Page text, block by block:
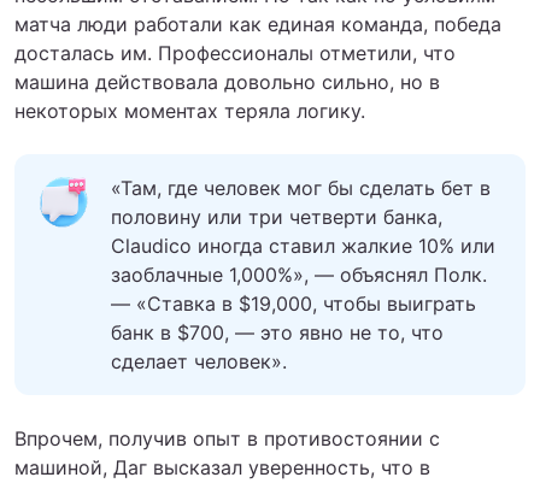
матча люди работали как единая команда, победа
досталась им. Профессионалы отметили, что
машина действовала довольно сильно, но в
некоторых моментах теряла логику.
«Там, где человек мог бы сделать бет в
половину или три четверти банка,
Claudico иногда ставил жалкие 10% или
заоблачные 1,000%», — объяснял Полк.
— «Ставка в $19,000, чтобы выиграть
банк в $700, — это явно не то, что
сделает человек».
Впрочем, получив опыт в противостоянии с
машиной, Даг высказал уверенность, что в